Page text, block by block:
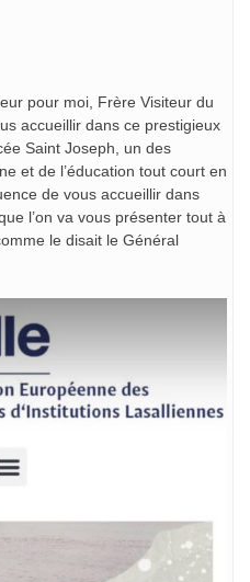
pour moi, Frère Visiteur du
accueillir dans ce prestigieux
Saint Joseph, un des
et de l’éducation tout court en
de vous accueillir dans
l’on va vous présenter tout à
le disait le Général